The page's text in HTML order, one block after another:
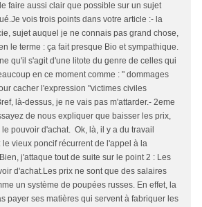
faire aussi clair que possible sur un sujet
vois trois points dans votre article :- la
sujet auquel je ne connais pas grand chose,
le terme : ça fait presque Bio et sympathique.
qu'il s'agit d'une litote du genre de celles qui
en ce moment comme : " dommages
cacher l'expression "victimes civiles
là-dessus, je ne vais pas m'attarder.- 2eme
de nous expliquer que baisser les prix,
pouvoir d'achat. Ok, là, il y a du travail
le vieux poncif récurrent de l'appel à la
j'attaque tout de suite sur le point 2 : Les
d'achat.Les prix ne sont que des salaires
un système de poupées russes. En effet, la
payer ses matières qui servent à fabriquer les